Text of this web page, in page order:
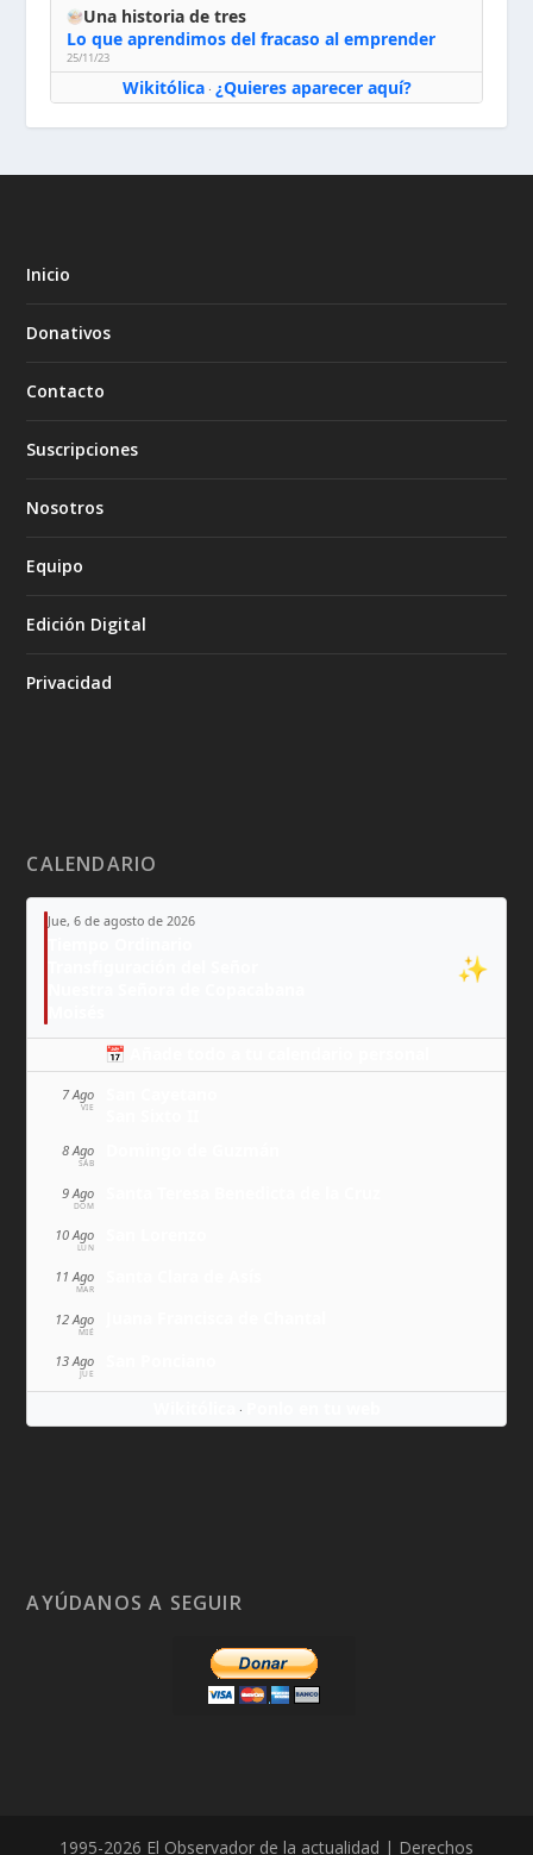
Una historia de tres
Lo que aprendimos del fracaso al emprender
25/11/23
Wikitólica· ¿Quieres aparecer aquí?
Inicio
Donativos
Contacto
Suscripciones
Nosotros
Equipo
Edición Digital
Privacidad
CALENDARIO
Jue, 6 de agosto de 2026
✨
📅 Añade todo a tu calendario personal
7 Ago
VIE
8 Ago
SÁB
9 Ago
DOM
10 Ago
LUN
11 Ago
MAR
12 Ago
MIÉ
13 Ago
JUE
·
AYÚDANOS A SEGUIR
1995-2026 El Observador de la actualidad | Derechos